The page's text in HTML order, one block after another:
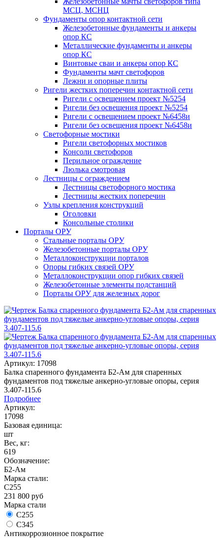
МСЦ, МСНЦ
Фундаменты опор контактной сети
Железобетонные фундаменты и анкеры
опор КС
Металлические фундаменты и анкеры
опор КС
Винтовые сваи и анкеры опор КС
Фундаменты мачт светофоров
Лежни и опорные плиты
Ригели жестких поперечин контактной сети
Ригели с освещением проект №5254
Ригели без освещения проект №5254
Ригели с освещением проект №6458и
Ригели без освещения проект №6458и
Светофорные мостики
Ригели светофорных мостиков
Консоли светофоров
Перильное ограждение
Люлька смотровая
Лестницы с ограждением
Лестницы светофорного мостика
Лестницы жестких поперечин
Узлы крепления конструкций
Оголовки
Консольные столики
Порталы ОРУ
Стальные порталы ОРУ
Железобетонные порталы ОРУ
Металлоконструкции порталов
Опоры гибких связей ОРУ
Металлоконструкции опор гибких связей
Железобетонные элементы подстанций
Порталы ОРУ для железных дорог
Артикул: 17098
Балка спаренного фундамента Б2-Ам для спаренных
фундаментов под тяжелые анкерно-угловые опоры, серия
3.407-115.6
Подробнее
Артикул:
17098
Базовая единица:
шт
Вес, кг:
619
Обозначение:
Б2-Ам
Марка стали:
С255
231 800 руб
Марка стали
С255
С345
Антикоррозионное покрытие